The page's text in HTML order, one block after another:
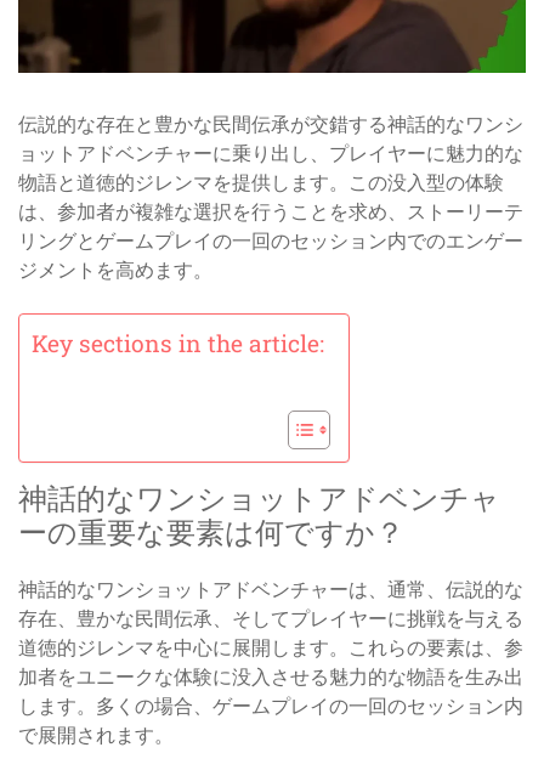
伝説的な存在と豊かな民間伝承が交錯する神話的なワンシ
ョットアドベンチャーに乗り出し、プレイヤーに魅力的な
物語と道徳的ジレンマを提供します。この没入型の体験
は、参加者が複雑な選択を行うことを求め、ストーリーテ
リングとゲームプレイの一回のセッション内でのエンゲー
ジメントを高めます。
Key sections in the article:
神話的なワンショットアドベンチャ
ーの重要な要素は何ですか？
神話的なワンショットアドベンチャーは、通常、伝説的な
存在、豊かな民間伝承、そしてプレイヤーに挑戦を与える
道徳的ジレンマを中心に展開します。これらの要素は、参
加者をユニークな体験に没入させる魅力的な物語を生み出
します。多くの場合、ゲームプレイの一回のセッション内
で展開されます。